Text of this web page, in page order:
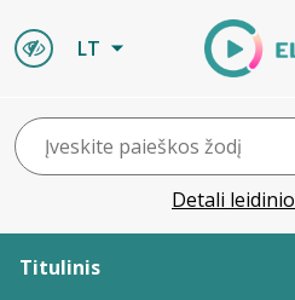
LT
Detali
Titulinis